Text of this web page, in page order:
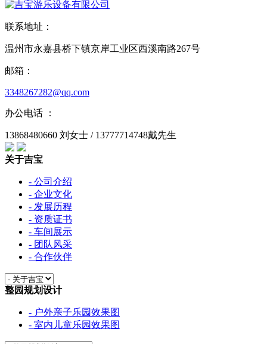
联系地址：
温州市永嘉县桥下镇京岸工业区西溪南路267号
邮箱：
3348267282@qq.com
办公电话 ：
13868480660 刘女士 / 13777714748戴先生
关于吉宝
- 公司介绍
- 企业文化
- 发展历程
- 资质证书
- 车间展示
- 团队风采
- 合作伙伴
整园规划设计
- 户外亲子乐园效果图
- 室内儿童乐园效果图